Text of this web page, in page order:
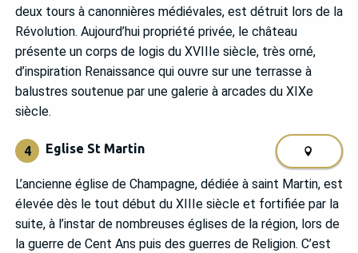
deux tours à canonnières médiévales, est détruit lors de la
Révolution. Aujourd’hui propriété privée, le château
présente un corps de logis du XVIIIe siècle, très orné,
d’inspiration Renaissance qui ouvre sur une terrasse à
balustres soutenue par une galerie à arcades du XIXe
siècle.
4 Eglise St Martin
L’ancienne église de Champagne, dédiée à saint Martin, est
élevée dès le tout début du XIIIe siècle et fortifiée par la
suite, à l’instar de nombreuses églises de la région, lors de
la guerre de Cent Ans puis des guerres de Religion. C’est